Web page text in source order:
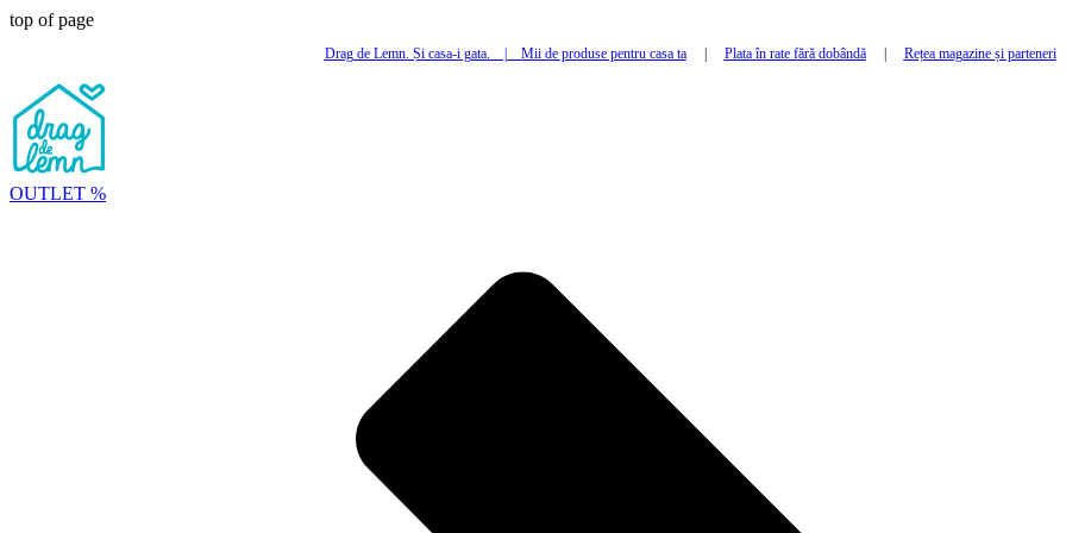
top of page
Drag de Lemn. Și casa-i gata. Mii de produse pentru casa ta| Plata în rate fără dobândă| Rețea magazine și parteneri
OUTLET %